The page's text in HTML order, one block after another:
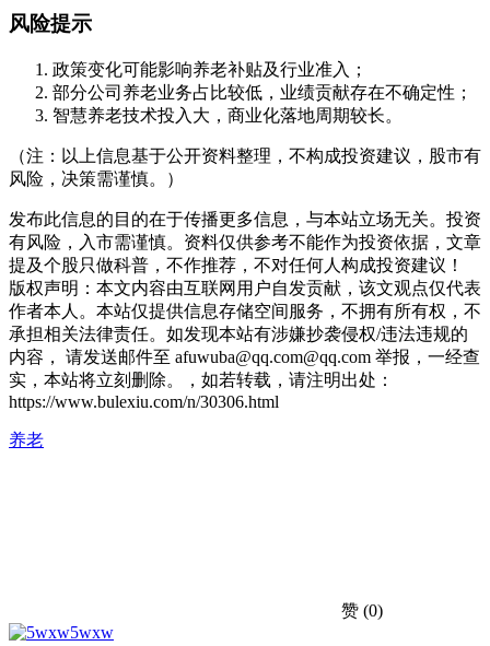
风险提示
政策变化可能影响养老补贴及行业准入；
部分公司养老业务占比较低，业绩贡献存在不确定性；
智慧养老技术投入大，商业化落地周期较长。
（注：以上信息基于公开资料整理，不构成投资建议，股市有
风险，决策需谨慎。）
发布此信息的目的在于传播更多信息，与本站立场无关。投资
有风险，入市需谨慎。资料仅供参考不能作为投资依据，文章
提及个股只做科普，不作推荐，不对任何人构成投资建议！
版权声明：本文内容由互联网用户自发贡献，该文观点仅代表
作者本人。本站仅提供信息存储空间服务，不拥有所有权，不
承担相关法律责任。如发现本站有涉嫌抄袭侵权/违法违规的
内容， 请发送邮件至 afuwuba@qq.com@qq.com 举报，一经查
实，本站将立刻删除。，如若转载，请注明出处：
https://www.bulexiu.com/n/30306.html
养老
赞 (0)
5wxw